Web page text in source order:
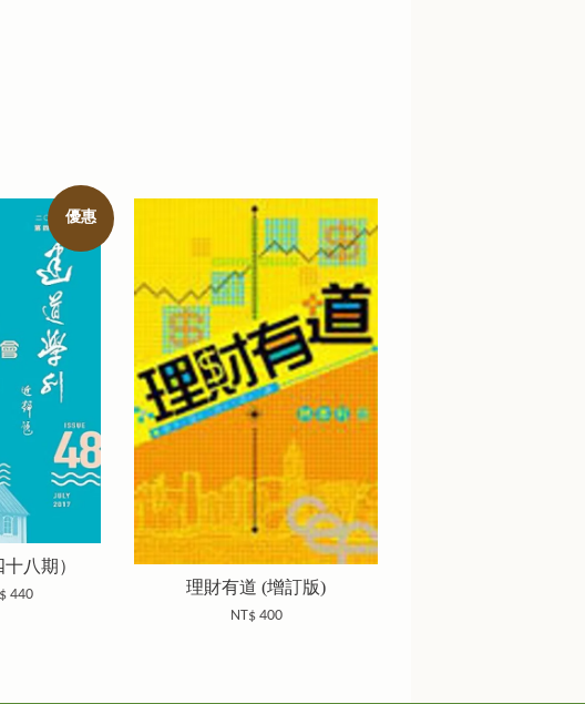
優惠
八期）
440 理財有道 (增訂版)
NT$ 400